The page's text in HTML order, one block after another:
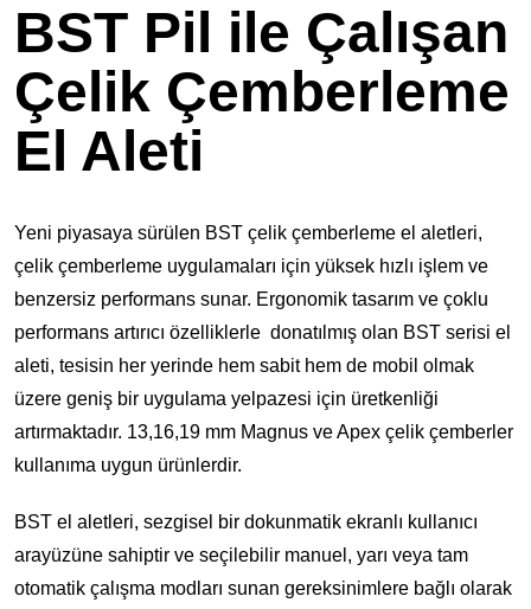
BST Pil ile Çalışan
Çelik Çemberleme
El Aleti
Yeni piyasaya sürülen BST çelik çemberleme el aletleri,
çelik çemberleme uygulamaları için yüksek hızlı işlem ve
benzersiz performans sunar. Ergonomik tasarım ve çoklu
performans artırıcı özelliklerle donatılmış olan BST serisi el
aleti, tesisin her yerinde hem sabit hem de mobil olmak
üzere geniş bir uygulama yelpazesi için üretkenliği
artırmaktadır. 13,16,19 mm Magnus ve Apex çelik çemberler
kullanıma uygun ürünlerdir.
BST el aletleri, sezgisel bir dokunmatik ekranlı kullanıcı
arayüzüne sahiptir ve seçilebilir manuel, yarı veya tam
otomatik çalışma modları sunan gereksinimlere bağlı olarak